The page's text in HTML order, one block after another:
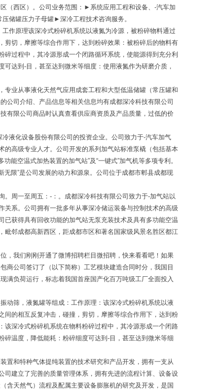
（西区）。公司业务范围：►系统应用工程和设备、-汽车加
储罐压力子母罐►深冷工程技术咨询服务。
作原理该深冷式粉碎机系统以液氮为冷源，被粉碎物料通过
切，摩擦等综合作用下，达到粉碎效果：被粉碎后的物料有
过程中，其冷源形成一个闭路循环系统，使能源得到充分利
达到-目，甚至达到微米等细度：使用液氮作为研磨介质，
业从事液化天然气应用成套工程和大型低温储罐（常压罐和
公司介绍、产品信息等相关信息均有成都深冷科技有限公司
有限公司商品时认真查看供应商资质及产品质量，过低的价
液化设备股份有限公司的投资企业。公司致力于-汽车加气
高级专业人才。公司开发的系列加气站标准泵橇（包括基本
能空温式加热装置的加气站”及“一键式”加气机等多项专利。
限”是公司发展的动力和源泉。公司位于成都市郫县成都现
周一至周五：-：。成都深冷科技有限公司致力于-加气站以
系。公司拥有一批多年从事深冷储运装备与控制技术的高级
获得具有回收功能的加气站无泵充装技术及具有多功能空温
邻成都高新西区，距成都市区和著名国家级风景名胜区都江
，我们刚刚开通了微博招聘栏目微招聘，快来看看吧！如果
商公司签订了（以下简称）工艺模块建造合同时分，我国目
满负荷运行，标志着我国首座国产化百万吨级工厂全面投入
动筛，液氮罐等组成：工作原理：该深冷式粉碎机系统以液
的相互反复冲击，碰撞，剪切，摩擦等综合作用下，达到粉
深冷式粉碎机系统在物料粉碎过程中，其冷源形成一个闭路
温度，降低能耗：粉碎细度可达到-目，甚至达到微米等细
置和特种气体提纯装置的技术研究和产品开发，拥有一支从
建立了完善的质量管理体系，拥有先进的流程计算、设备设
含天然气）流程及配属主要设备膨胀机的研究及开发，是国